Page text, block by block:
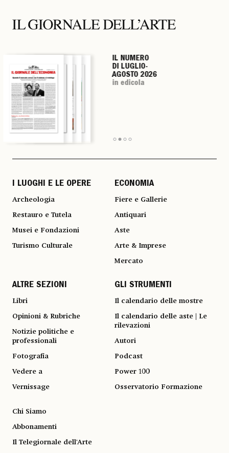
IL NUMERO
DI LUGLIO-
AGOSTO 2026
in edicola
IL NUMERO
DI LUGLIO-
AGOSTO 2026
in edicola
IL NUMERO
DI LUGLIO-
AGOSTO 2026
in edicola
IL NUMERO
DI LUGLIO-
AGOSTO 2026
in edicola
I LUOGHI E LE OPERE
Archeologia
Restauro e Tutela
Musei e Fondazioni
Turismo Culturale
ECONOMIA
Fiere e Gallerie
Antiquari
Aste
Arte & Imprese
Mercato
ALTRE SEZIONI
Libri
Opinioni & Rubriche
Notizie politiche e
professionali
Fotografia
Vedere a
Vernissage
GLI STRUMENTI
Il calendario delle mostre
Il calendario delle aste | Le
rilevazioni
Autori
Podcast
Power 100
Osservatorio Formazione
Chi Siamo
Abbonamenti
Il Telegiornale dell'Arte